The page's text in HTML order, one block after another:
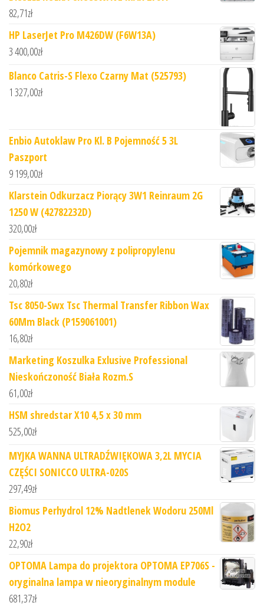
82,71zł
HP LaserJet Pro M426DW (F6W13A)
3 400,00zł
Blanco Catris-S Flexo Czarny Mat (525793)
1 327,00zł
Enbio Autoklaw Pro Kl. B Pojemność 5 3L
Paszport
9 199,00zł
Klarstein Odkurzacz Piorący 3W1 Reinraum 2G
1250 W (42782232D)
320,00zł
Pojemnik magazynowy z polipropylenu
komórkowego
20,80zł
Tsc 8050-Swx Tsc Thermal Transfer Ribbon Wax
60Mm Black (P159061001)
16,80zł
Marketing Koszulka Exlusive Professional
Nieskończoność Biała Rozm.S
61,00zł
HSM shredstar X10 4,5 x 30 mm
525,00zł
MYJKA WANNA ULTRADŹWIĘKOWA 3,2L MYCIA
CZĘŚCI SONICCO ULTRA-020S
297,49zł
Biomus Perhydrol 12% Nadtlenek Wodoru 250Ml
H2O2
22,90zł
OPTOMA Lampa do projektora OPTOMA EP706S -
oryginalna lampa w nieoryginalnym module
681,37zł